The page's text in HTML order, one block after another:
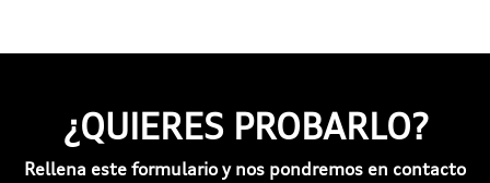
¿QUIERES PROBARLO?
Rellena este formulario y nos pondremos en contacto